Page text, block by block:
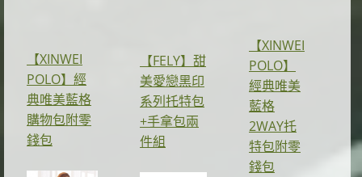
【XINWEI
POLO】經
典唯美藍格
購物包附零
錢包
【FELY】甜
美愛戀黑印
系列托特包
+手拿包兩
件組
【XINWEI
POLO】
經典唯美
藍格
2WAY托
特包附零
錢包